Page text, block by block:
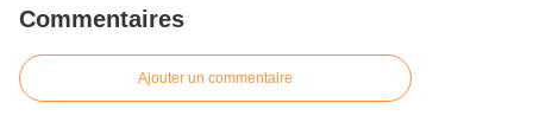
Commentaires
Ajouter un commentaire